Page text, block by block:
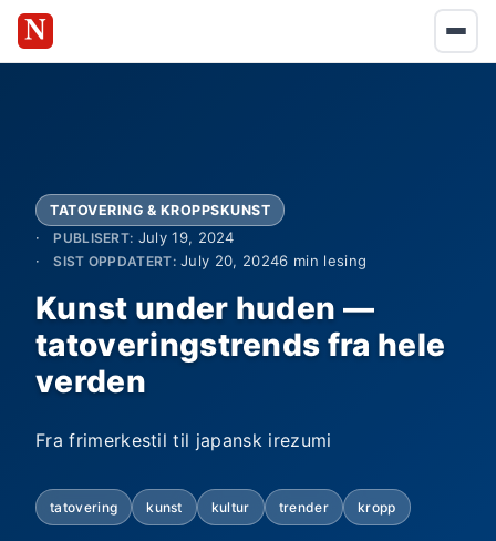
TATOVERING & KROPPSKUNST
PUBLISERT: July 19, 2024
SIST OPPDATERT:July 20, 20246 min lesing
Kunst under huden —
tatoveringstrends fra hele
verden
Fra frimerkestil til japansk irezumi
tatovering kunst kultur trender kropp